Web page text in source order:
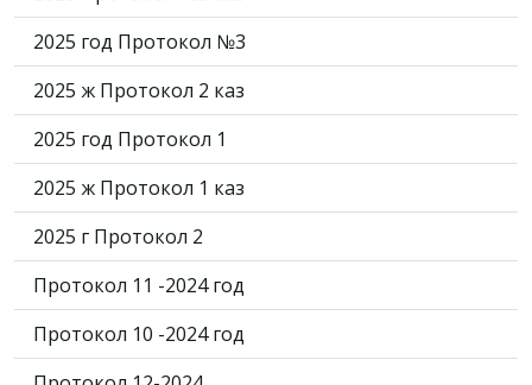
2025 год Протокол №3
2025 ж Протокол 2 каз
2025 год Протокол 1
2025 ж Протокол 1 каз
2025 г Протокол 2
Протокол 11 -2024 год
Протокол 10 -2024 год